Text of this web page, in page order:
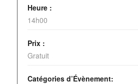
Heure :
14h00
Prix :
Gratuit
Catégories d’Évènement: